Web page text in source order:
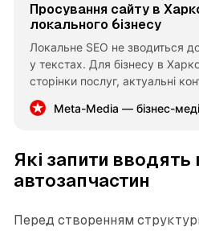
Просування сайту в
локального бізнесу
Локальне SEO не зводиться
у текстах. Для бізнесу в
сторінки послуг, актуальні
версія, коректний профіль
відповідають на реальні
Meta-Media — бізнес-
Які запити вводять
автозапчастин
Перед створенням